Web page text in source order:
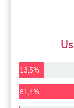
13,5%
81,4%